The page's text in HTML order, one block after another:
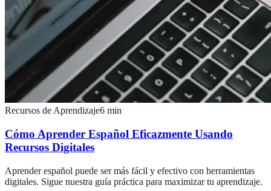
Recursos de Aprendizaje6 min
Cómo Aprender Español Eficazmente Usando
Recursos Digitales
Aprender español puede ser más fácil y efectivo con herramientas
digitales. Sigue nuestra guía práctica para maximizar tu aprendizaje.